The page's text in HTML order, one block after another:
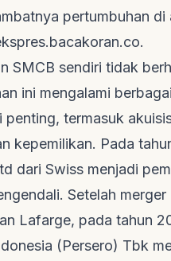
pertumbuhan di
.
SMCB sendiri tidak
ini mengalami
penting, termasuk
kepemilikan. Pada
dari Swiss menjadi
Setelah
Lafarge, pada tahun
(Persero) Tbk